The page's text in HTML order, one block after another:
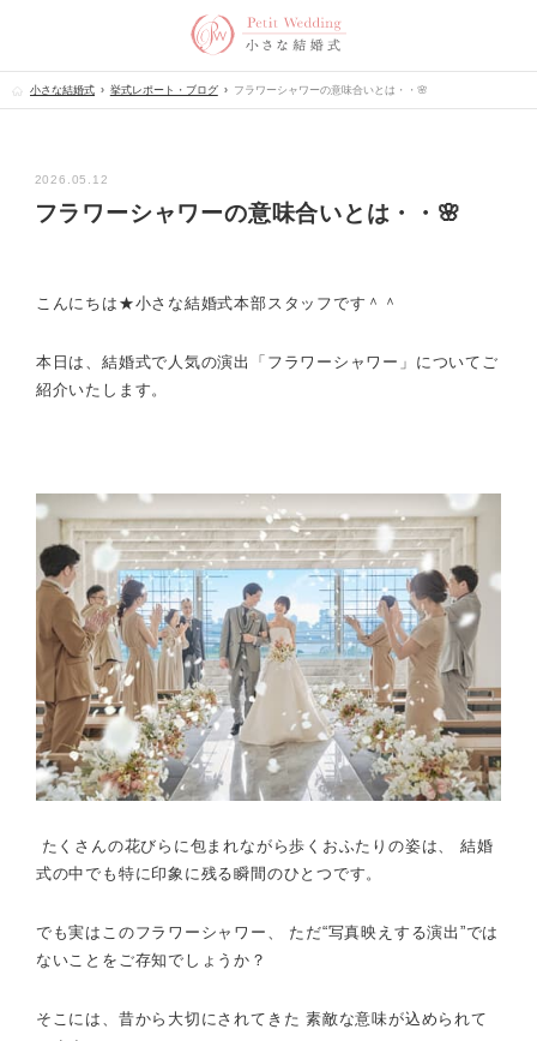
小さな結婚式 挙式レポート・ブログ フラワーシャワーの意味合いとは・・🌸
2026.05.12
フラワーシャワーの意味合いとは・・🌸
こんにちは★小さな結婚式本部スタッフです＾＾
本日は、結婚式で人気の演出「フラワーシャワー」についてご
紹介いたします。
たくさんの花びらに包まれながら歩くおふたりの姿は、 結婚
式の中でも特に印象に残る瞬間のひとつです。
でも実はこのフラワーシャワー、 ただ“写真映えする演出”では
ないことをご存知でしょうか？
そこには、昔から大切にされてきた 素敵な意味が込められて